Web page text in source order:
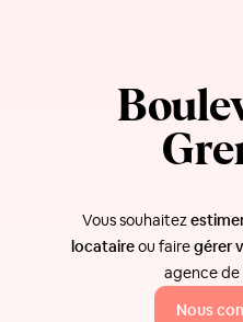
Vous souhaitez
locataireou fairegérer
agence de
Nous